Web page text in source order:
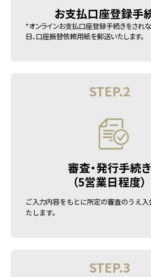
お支払口座登録手
*オンラインお支払口座登録手続きをされ
日、口座振替依頼用紙を郵送いたします。
STEP.2
審査・発行手続き
（5営業日程度）
ご入力内容をもとに所定の審査のうえ
たします。
STEP.3